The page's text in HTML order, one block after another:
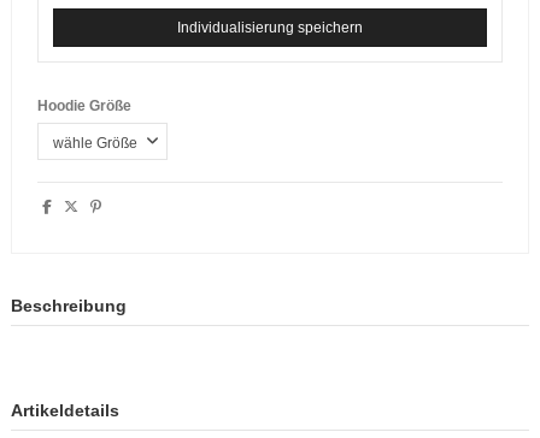
Individualisierung speichern
Hoodie Größe
Beschreibung
Artikeldetails